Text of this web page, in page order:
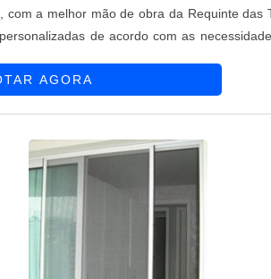
a melhor mão de obra da Requinte das
de acordo com as
AGORA